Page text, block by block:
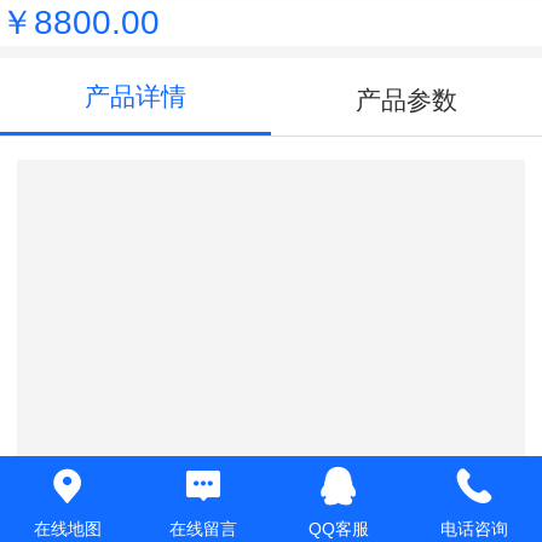
￥8800.00
产品详情 产品参数
在线地图 在线留言 QQ客服 电话咨询